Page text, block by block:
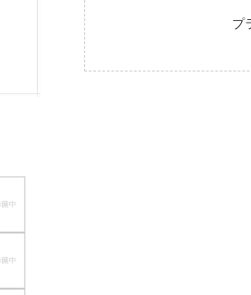
プ